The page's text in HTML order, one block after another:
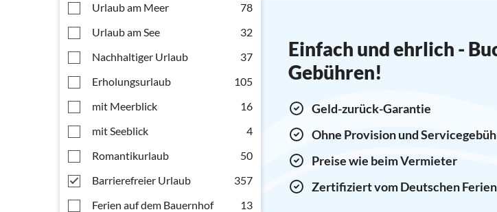
Urlaub am Meer
78
Urlaub am See
32
Nachhaltiger Urlaub
37
Erholungsurlaub
105
mit Meerblick
16
mit Seeblick
4
Romantikurlaub
50
Barrierefreier Urlaub
357
Ferien auf dem Bauernhof
13
Einfach und ehrlich -
Gebühren!
Geld-zurück-Garantie
Ohne Provision und
Preise wie beim Vermieter
Zertifiziert vom Deutschen